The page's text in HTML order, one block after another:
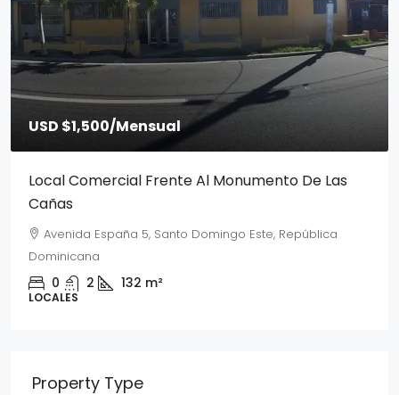
USD $1,500/Mensual
Local Comercial Frente Al Monumento De Las
Cañas
Avenida España 5, Santo Domingo Este, República
Dominicana
0 2 132 m²
LOCALES
Property Type